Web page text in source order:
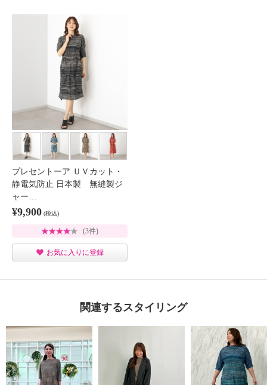
プレセントーア ＵＶカット・
静電気防止 日本製 無縫製ジ
ャー…
¥9,900 (税込)
(3件)
お気に入りに登録
関連するスタイリング